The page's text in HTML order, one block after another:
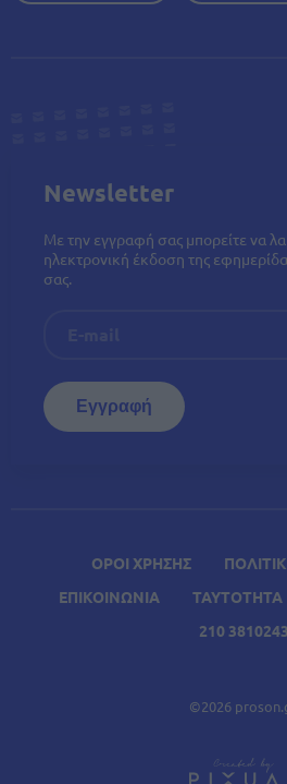
ΟΡΟΙ ΧΡΗΣΗΣ
ΕΠΙΚΟΙΝΩΝΙΑ
ΤΑΥΤΟΤΗΤΑ
210 3810243
©2026
Newsletter
Με την εγγραφή σας μπορείτε να
ηλεκτρονική έκδοση της
σας.